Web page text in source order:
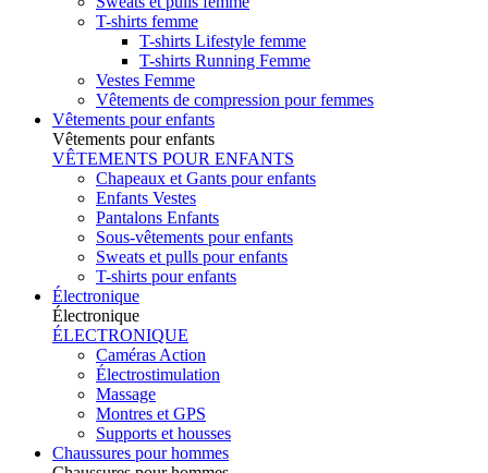
T-shirts femme
T-shirts Lifestyle femme
T-shirts Running Femme
Vestes Femme
Vêtements de compression pour femmes
Vêtements pour enfants
Vêtements pour enfants
VÊTEMENTS POUR ENFANTS
Chapeaux et Gants pour enfants
Enfants Vestes
Pantalons Enfants
Sous-vêtements pour enfants
Sweats et pulls pour enfants
T-shirts pour enfants
Électronique
Électronique
ÉLECTRONIQUE
Caméras Action
Électrostimulation
Massage
Montres et GPS
Supports et housses
Chaussures pour hommes